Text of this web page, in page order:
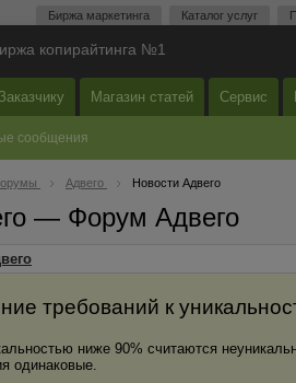
Биржа маркетинга Каталог услуг
копирайтинга №1
Заказчику Магазин статей Сервис
сообщения
Адвего Новости Адвего
— Форум Адвего
требований к
ниже 90% считаются
одинаковые.